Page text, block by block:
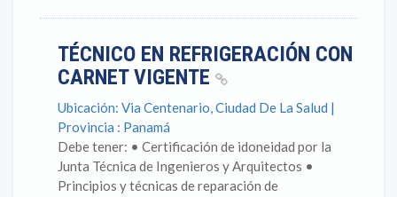
TÉCNICO EN REFRIGERACIÓN CON
CARNET VIGENTE
Ubicación: Via Centenario, Ciudad De La Salud |
Provincia : Panamá
Debe tener: • Certificación de idoneidad por la
Junta Técnica de Ingenieros y Arquitectos •
Principios y técnicas de reparación de